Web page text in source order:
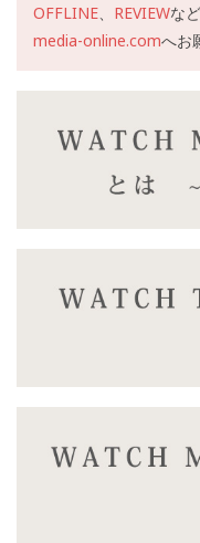
OFFLINE
REVIEWな
media-online.comへお